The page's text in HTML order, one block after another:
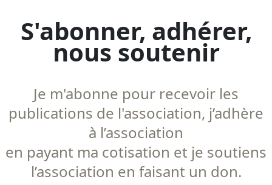
S'abonner, adhérer,
nous soutenir
Je m'abonne pour recevoir les
publications de l'association, j’adhère
à l’association
en payant ma cotisation et je soutiens
l’association en faisant un don.